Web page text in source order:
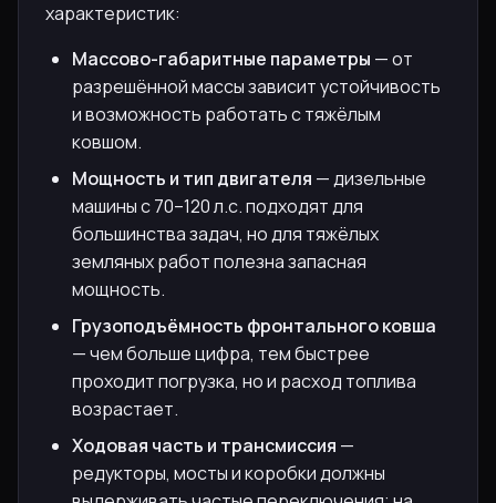
характеристик:
Массово-габаритные параметры — от
разрешённой массы зависит устойчивость
и возможность работать с тяжёлым
ковшом.
Мощность и тип двигателя — дизельные
машины с 70–120 л.с. подходят для
большинства задач, но для тяжёлых
земляных работ полезна запасная
мощность.
Грузоподъёмность фронтального ковша
— чем больше цифра, тем быстрее
проходит погрузка, но и расход топлива
возрастает.
Ходовая часть и трансмиссия —
редукторы, мосты и коробки должны